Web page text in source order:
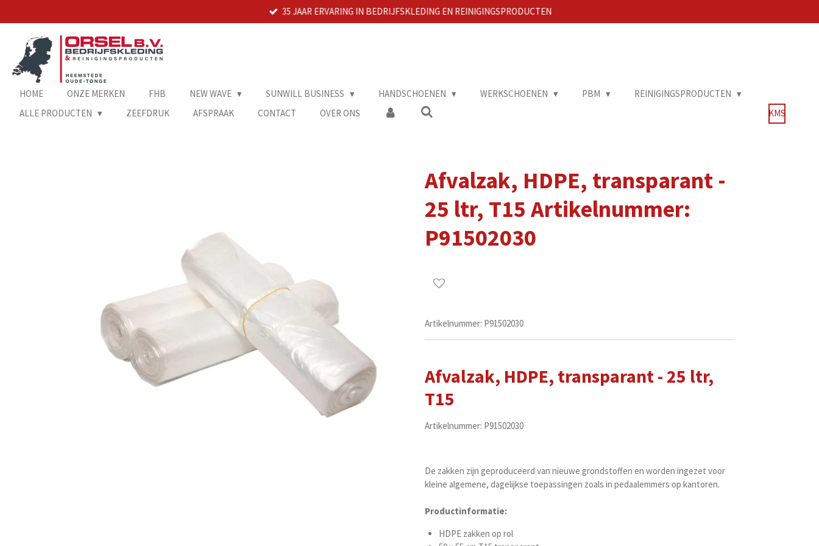
direct
hoofdinhoud
35 JAAR ERVARING IN BEDRIJFSKLEDING EN REINIGINGSPRODUCTEN
HOME ONZE MERKEN FHB NEW WAVE SUNWILL BUSINESS HANDSCHOENEN WERKSCHOENEN PBM
REINIGINGSPRODUCTEN
ALLE PRODUCTEN
ZEEFDRUK AFSPRAAK CONTACT OVER ONS KMS
Afvalzak, HDPE, transparant -
25 ltr, T15 Artikelnummer:
P91502030
Artikelnummer: P91502030
Afvalzak, HDPE, transparant - 25 ltr,
T15
Artikelnummer: P91502030
De zakken zijn geproduceerd van nieuwe grondstoffen en worden ingezet voor
kleine algemene, dagelijkse toepassingen zoals in pedaalemmers op kantoren.
Productinformatie:
HDPE zakken op rol